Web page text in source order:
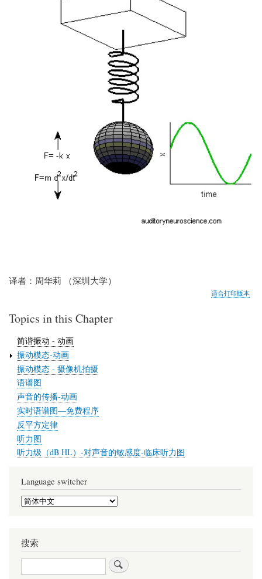
译者：周华莉 （深圳大学）
适合打印版本
Topics in this Chapter
简谐振动 - 动画
振动模态-动画
振动模态 - 摄像机拍摄
语谱图
声音的传播-动画
实时语谱图—免费程序
反平方定律
听力图
听力级（dB HL）-对声音的敏感度-临床听力图
Language switcher
Select
your
搜索
搜
索